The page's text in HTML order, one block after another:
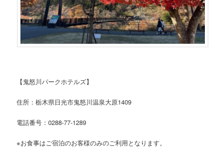
【鬼怒川パークホテルズ】
住所：栃木県日光市鬼怒川温泉大原1409
電話番号：0288-77-1289
※お食事はご宿泊のお客様のみのご利用となります。